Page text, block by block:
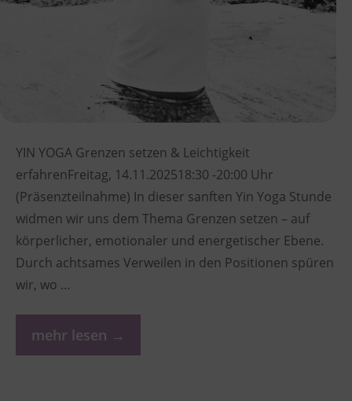
YIN YOGA Grenzen setzen & Leichtigkeit
erfahrenFreitag, 14.11.202518:30 -20:00 Uhr
(Präsenzteilnahme) In dieser sanften Yin Yoga Stunde
widmen wir uns dem Thema Grenzen setzen – auf
körperlicher, emotionaler und energetischer Ebene.
Durch achtsames Verweilen in den Positionen spüren
wir, wo …
mehr lesen →